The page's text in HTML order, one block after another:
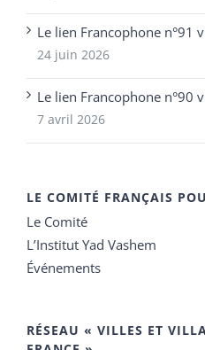
Le lien Francophone n°91
24 juin 2026
Le lien Francophone n°90
7 avril 2026
LE COMITÉ FRANÇAIS
Le Comité
L’Institut Yad Vashem
Événements
RÉSEAU « VILLES ET